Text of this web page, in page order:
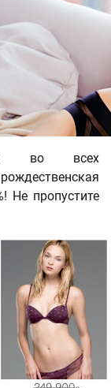
во всех
Не пропустите